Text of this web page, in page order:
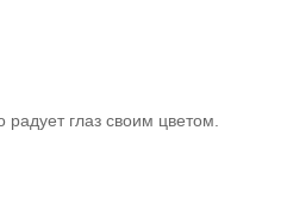
глаз своим цветом.